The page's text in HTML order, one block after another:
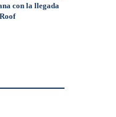
con la llegada